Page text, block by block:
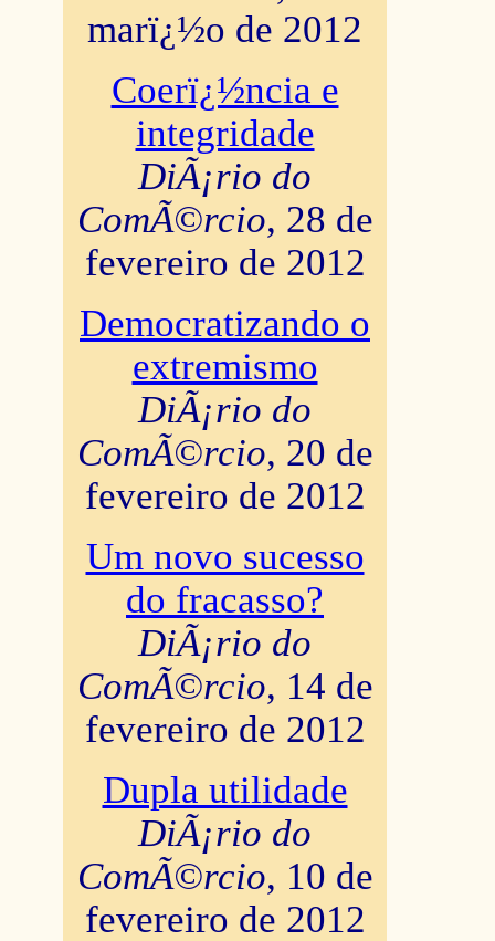
marï¿½o de 2012
Coerï¿½ncia e
integridade
DiÃ¡rio do
ComÃ©rcio, 28 de
fevereiro de 2012
Democratizando o
extremismo
DiÃ¡rio do
ComÃ©rcio, 20 de
fevereiro de 2012
Um novo sucesso
do fracasso?
DiÃ¡rio do
ComÃ©rcio, 14 de
fevereiro de 2012
Dupla utilidade
DiÃ¡rio do
ComÃ©rcio, 10 de
fevereiro de 2012